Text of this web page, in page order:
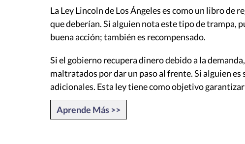
La Ley Lincoln de Los Ángeles es como un libro de
que deberían. Si alguien nota este tipo de trampa,
buena acción; también es recompensado.
Si el gobierno recupera dinero debido a la
maltratados por dar un paso al frente. Si alguien
adicionales. Esta ley tiene como objetivo
Aprende Más >>